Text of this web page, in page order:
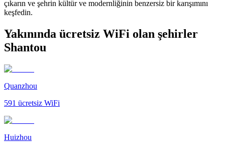
çıkarın ve şehrin kültür ve modernliğinin benzersiz bir karışımını
keşfedin.
Yakınında ücretsiz WiFi olan şehirler
Shantou
Quanzhou
591 ücretsiz WiFi
Huizhou